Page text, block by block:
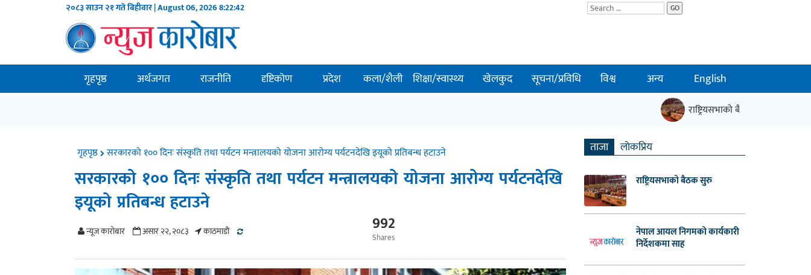
२०८३ साउन २१ गते बिहीवार | August 06, 20268:22:43 GO
गृहपृष्ठ अर्थजगत राजनीति दृष्टिकोण प्रदेश कला/शैली शिक्षा/स्वास्थ्य खेलकुद सूचना/प्रविधि विश्व अन्य English
राष्ट्रियसभाको बैठक सुरु
गृहपृष्ठ सरकारको १०० दिनः संस्कृति तथा पर्यटन मन्त्रालयको योजना आरोग्य पर्यटनदेखि इयूको प्रतिबन्ध हटाउने
सरकारको १०० दिनः संस्कृति तथा पर्यटन मन्त्रालयको योजना आरोग्य पर्यटनदेखि
इयूको प्रतिबन्ध हटाउने
न्यूज काराेबार असार २२, २०८३ काठमाडाैं 992
Shares
ताजा लाेकप्रिय
राष्ट्रियसभाको बैठक सुरु
नेपाल आयल निगमको कार्यकारी
निर्देशकमा साह